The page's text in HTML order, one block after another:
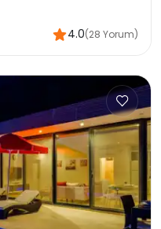
4.0(28 Yorum)